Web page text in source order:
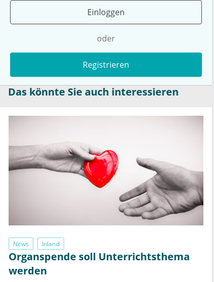
Einloggen
oder
Registrieren
Das könnte Sie auch interessieren
News Inland
Organspende soll Unterrichtsthema
werden